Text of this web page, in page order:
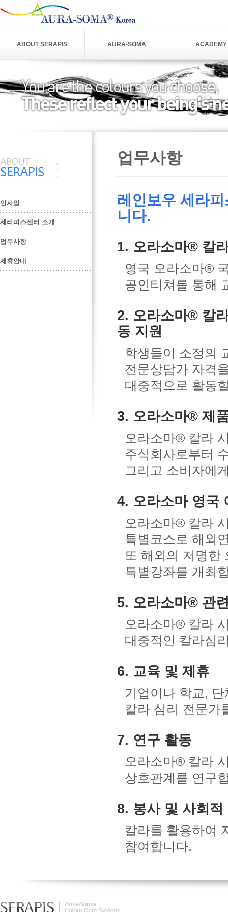
ABOUT SERAPIS AURA-SOMA ACADEMY
인사말
세라피스센터 소개
업무사항
제휴안내
업무사항
레인보우 세라
니다.
1. 오라소마® 칼
영국 오라소마®
공인티쳐를 통해
2. 오라소마® 칼
동 지원
학생들이 소정의
전문상담가 자격
대중적으로 활동
3. 오라소마® 제
오라소마® 칼라
주식회사로부터
그리고 소비자에
4. 오라소마 영국
오라소마® 칼라
특별코스로 해외
또 해외의 저명한
특별강좌를 개최
5. 오라소마® 관
오라소마® 칼라
대중적인 칼라심
6. 교육 및 제휴
기업이나 학교,
칼라 심리 전문가
7. 연구 활동
오라소마® 칼라
상호관계를 연구
8. 봉사 및 사회적
칼라를 활용하여
참여합니다.